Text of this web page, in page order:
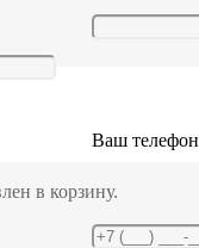
Ваш телефон
в корзину.